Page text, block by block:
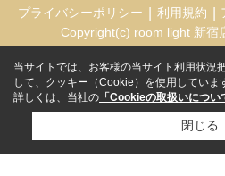
プライバシーポリシー 利用規約
Copyright(c) room light 新宿
当サイトでは、お客様の当サイト利用状況
して、クッキー（Cookie）を使用していま
詳しくは、当社の 「Cookieの取扱いについ
閉じる